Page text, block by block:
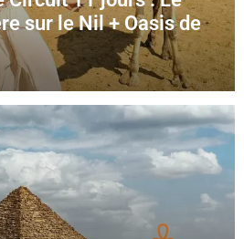
sur le Nil + Oasis de